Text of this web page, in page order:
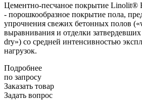
Цементно-песчаное покрытие Linolit®
- порошкообразное покрытие пола,
упрочнения свежих бетонных полов
выравнивания и отделки
dry») со средней интенсивностью
нагрузок.
Подробнее
по запросу
Заказать товар
Задать вопрос